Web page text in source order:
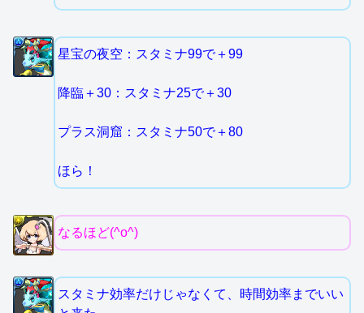
星宝の夜空：スタミナ99で＋99
降臨＋30：スタミナ25で＋30
プラス洞窟：スタミナ50で＋80
ほら！
なるほど(^o^)
スタミナ効率だけじゃなくて、時間効率までいい